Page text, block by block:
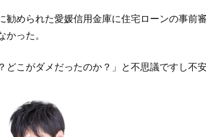
勧められた愛媛信用金庫に住宅ローンの事前
かった。
どこがダメだったのか？」と不思議ですし不